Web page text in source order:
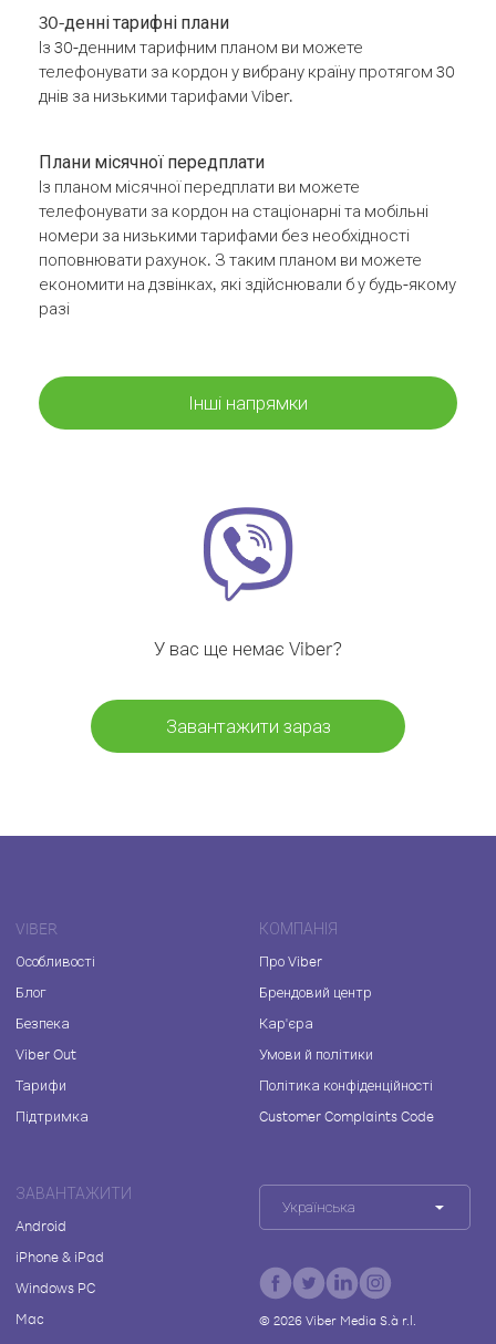
30-денні тарифні плани
Із 30-денним тарифним планом ви можете
телефонувати за кордон у вибрану країну протягом 30
днів за низькими тарифами Viber.
Плани місячної передплати
Із планом місячної передплати ви можете
телефонувати за кордон на стаціонарні та мобільні
номери за низькими тарифами без необхідності
поповнювати рахунок. З таким планом ви можете
економити на дзвінках, які здійснювали б у будь-якому
разі
Інші напрямки
У вас ще немає Viber?
Завантажити зараз
VIBER
Особливості
Блог
Безпека
Viber Out
Тарифи
Підтримка
КОМПАНІЯ
Про Viber
Брендовий центр
Кар'єра
Умови й політики
Політика конфіденційності
Customer Complaints Code
ЗАВАНТАЖИТИ
Android
iPhone & iPad
Windows PC
Mac
Українська
© 2026Viber Media S.à r.l.